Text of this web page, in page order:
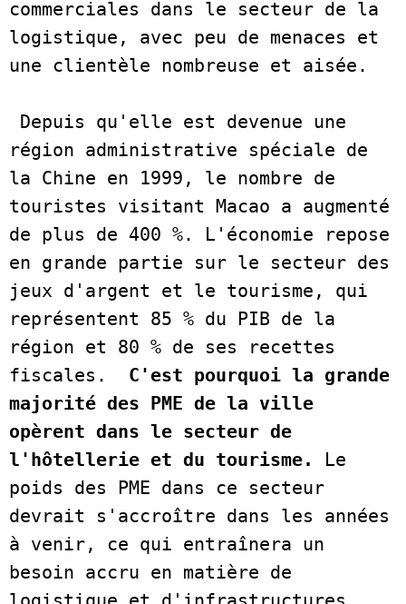
commerciales dans le secteur de la
logistique, avec peu de menaces et
une clientèle nombreuse et aisée.
région administrative spéciale de
la Chine en 1999, le nombre de
touristes visitant Macao a augmenté
de plus de 400 %. L'économie repose
en grande partie sur le secteur des
jeux d'argent et le tourisme, qui
représentent 85 % du PIB de la
région et 80 % de ses recettes
fiscales. C'est pourquoi la grande
majorité des PME de la ville
opèrent dans le secteur de
l'hôtellerie et du tourisme. Le
poids des PME dans ce secteur
devrait s'accroître dans les années
à venir, ce qui entraînera un
besoin accru en matière de